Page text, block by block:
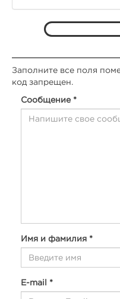
Заполните все поля
код запрещен.
Сообщение *
Имя и фамилия *
E-mail *